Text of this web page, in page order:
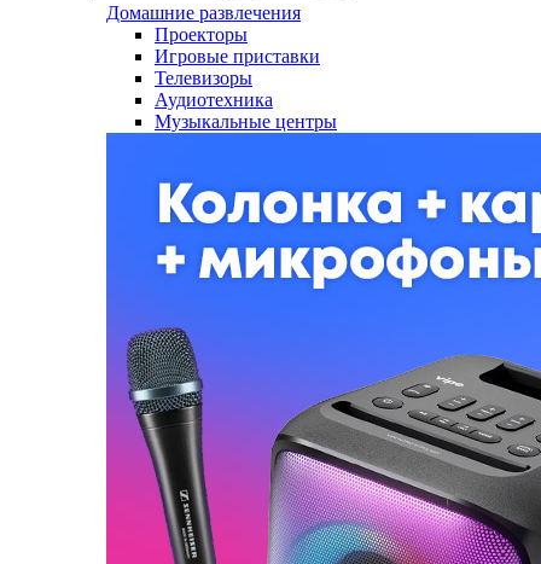
Домашние развлечения
Проекторы
Игровые приставки
Телевизоры
Аудиотехника
Музыкальные центры